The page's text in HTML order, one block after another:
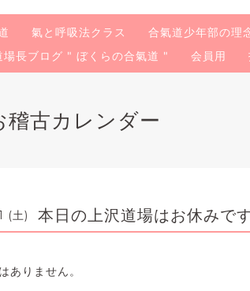
氣と呼吸法クラス 合氣道少年部の理
場長ブログ " ぼくらの合氣道 " 会員用
稽古カレンダー
(土) 本日の上沢道場はお休みで
ありません。